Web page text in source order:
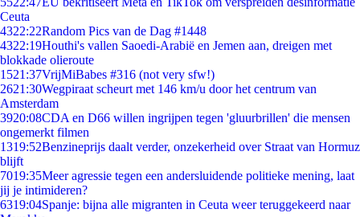
Ceuta
4322:22Random Pics van de Dag #1448
4322:19Houthi's vallen Saoedi-Arabië en Jemen aan, dreigen met
blokkade olieroute
1521:37VrijMiBabes #316 (not very sfw!)
2621:30Wegpiraat scheurt met 146 km/u door het centrum van
Amsterdam
3920:08CDA en D66 willen ingrijpen tegen 'gluurbrillen' die mensen
ongemerkt filmen
1319:52Benzineprijs daalt verder, onzekerheid over Straat van Hormuz
blijft
7019:35Meer agressie tegen een andersluidende politieke mening, laat
jij je intimideren?
6319:04Spanje: bijna alle migranten in Ceuta weer teruggekeerd naar